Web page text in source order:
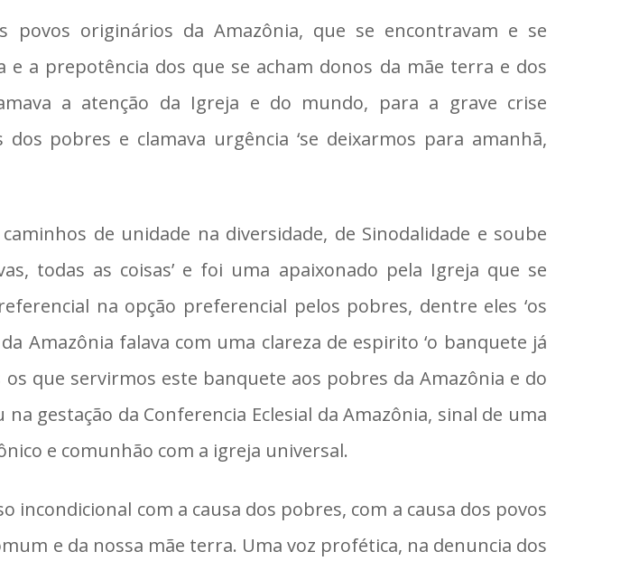
originários da Amazônia, que se encontravam e se
e a prepotência dos que se acham donos da mãe terra e dos
a atenção da Igreja e do mundo, para a grave crise
pobres e clamava urgência ‘se deixarmos para amanhã,
de unidade na diversidade, de Sinodalidade e soube
todas as coisas’ e foi uma apaixonado pela Igreja que se
na opção preferencial pelos pobres, dentre eles ‘os
Amazônia falava com uma clareza de espirito ‘o banquete já
que servirmos este banquete aos pobres da Amazônia e do
gestação da Conferencia Eclesial da Amazônia, sinal de uma
e comunhão com a igreja universal.
incondicional com a causa dos pobres, com a causa dos povos
e da nossa mãe terra. Uma voz profética, na denuncia dos